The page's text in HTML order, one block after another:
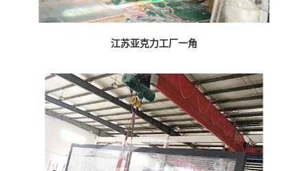
江苏亚克力工厂一角